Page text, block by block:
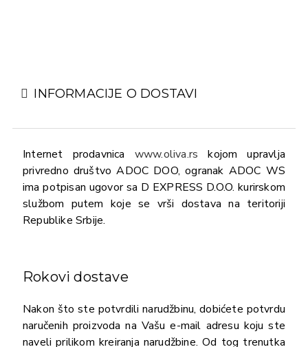
INFORMACIJE O DOSTAVI
Internet prodavnica www.oliva.rs kojom upravlja
privredno društvo ADOC DOO, ogranak ADOC WS
ima potpisan ugovor sa D EXPRESS D.O.O. kurirskom
službom putem koje se vrši dostava na teritoriji
Republike Srbije.
Rokovi dostave
Nakon što ste potvrdili narudžbinu, dobićete potvrdu
naručenih proizvoda na Vašu e-mail adresu koju ste
naveli prilikom kreiranja narudžbine. Od tog trenutka